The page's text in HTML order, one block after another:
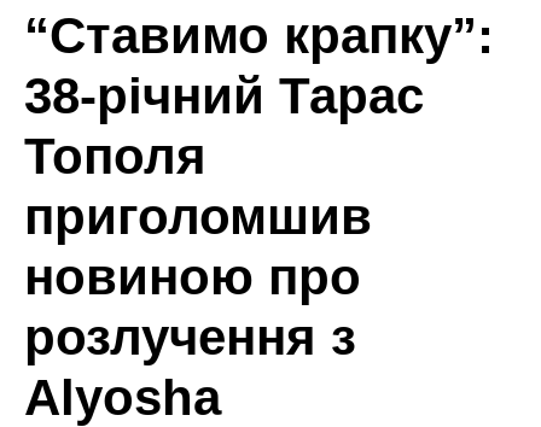
“Ставимо крапку”:
38-річний Тарас
Тополя
приголомшив
новиною про
розлучення з
Alyosha